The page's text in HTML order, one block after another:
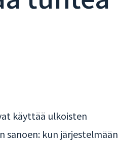
käyttää ulkoisten
sanoen: kun järjestelmään